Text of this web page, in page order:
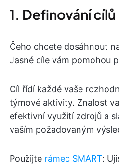
1. Definování
Čeho chcete dosáhnout
Jasné cíle vám pomohou
Cíl řídí každé vaše
týmové aktivity. Znalost
efektivní využití zdrojů a
vaším požadovaným
Použijte rámec SMART: